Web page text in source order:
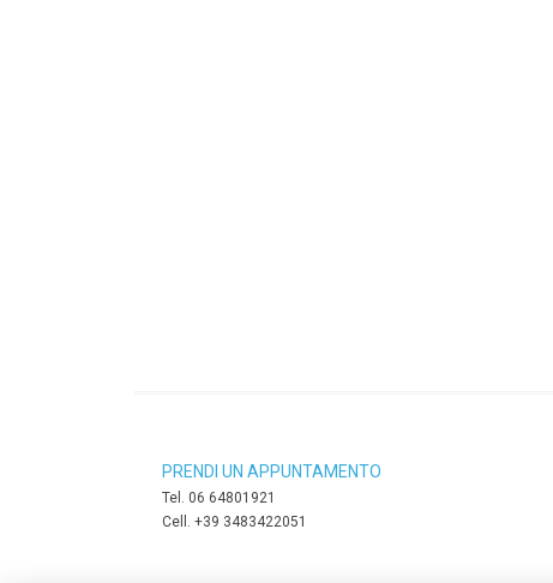
PRENDI UN APPUNTAMENTO
Tel. 06 64801921
Cell. +39 3483422051